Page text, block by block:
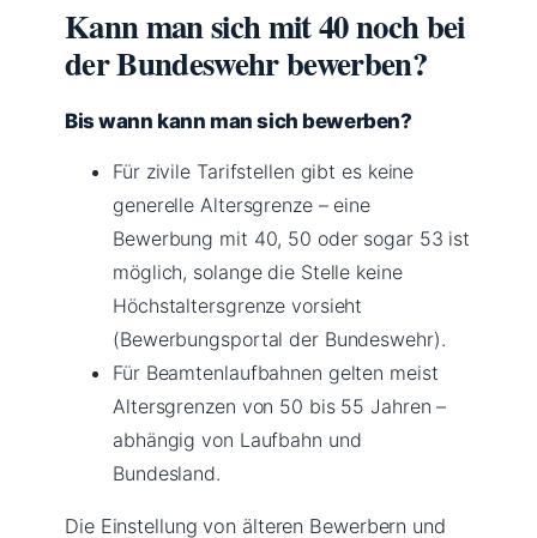
Kann man sich mit 40 noch bei
der Bundeswehr bewerben?
Bis wann kann man sich bewerben?
Für zivile Tarifstellen gibt es keine
generelle Altersgrenze – eine
Bewerbung mit 40, 50 oder sogar 53 ist
möglich, solange die Stelle keine
Höchstaltersgrenze vorsieht
(Bewerbungsportal der Bundeswehr).
Für Beamtenlaufbahnen gelten meist
Altersgrenzen von 50 bis 55 Jahren –
abhängig von Laufbahn und
Bundesland.
Die Einstellung von älteren Bewerbern und